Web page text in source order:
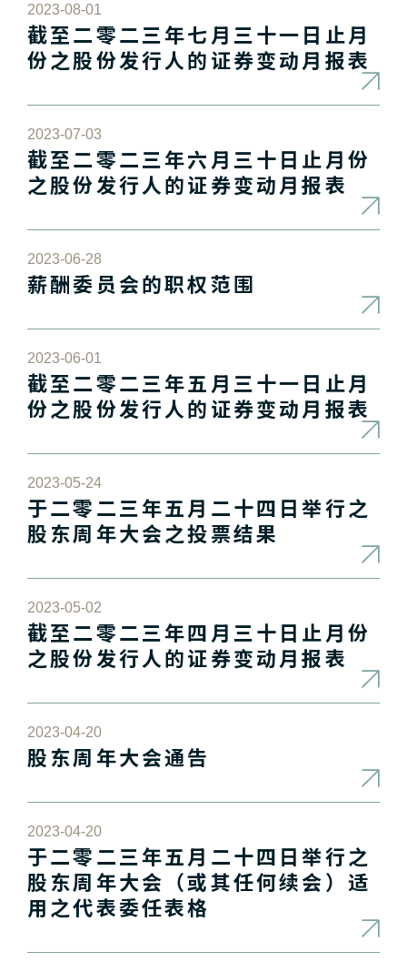
2023-08-01
截至二零二三年七月三十一日止月
份之股份发行人的证券变动月报表
2023-07-03
截至二零二三年六月三十日止月份
之股份发行人的证券变动月报表
2023-06-28
薪酬委员会的职权范围
2023-06-01
截至二零二三年五月三十一日止月
份之股份发行人的证券变动月报表
2023-05-24
于二零二三年五月二十四日举行之
股东周年大会之投票结果
2023-05-02
截至二零二三年四月三十日止月份
之股份发行人的证券变动月报表
2023-04-20
股东周年大会通告
2023-04-20
于二零二三年五月二十四日举行之
股东周年大会（或其任何续会）适
用之代表委任表格